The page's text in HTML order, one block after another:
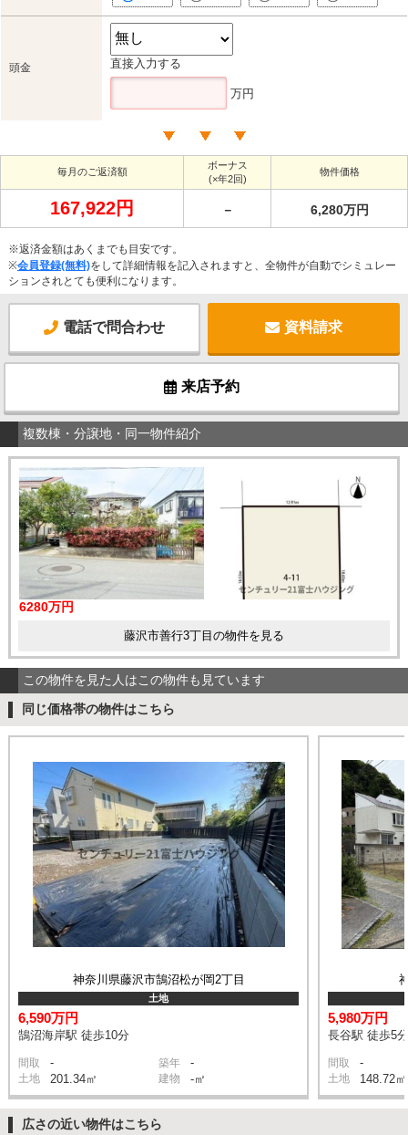
頭金 直接入力する
万円
毎月のご返済額
ボーナス
(×年2回)
物件価格
167,922円 － 6,280万円
※返済金額はあくまでも目安です。
※会員登録(無料)をして詳細情報を記入されますと、全物件が自動でシミュレー
ションされとても便利になります。
電話で問合わせ 資料請求
来店予約
複数棟・分譲地・同一物件紹介
6280万円
藤沢市善行3丁目の物件を見る
この物件を見た人はこの物件も見ています
同じ価格帯の物件はこちら
神奈川県藤沢市鵠沼松が岡2丁目
土地
6,590万円
鵠沼海岸駅 徒歩10分
間取 - 築年 -
土地 201.34㎡ 建物 -㎡
5,980万円
長谷駅 徒歩5分
間取 -
土地 148.72㎡
広さの近い物件はこちら